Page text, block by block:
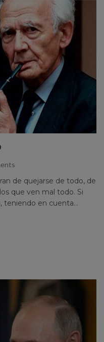
de quejarse de todo, de
que ven mal todo. Si
teniendo en cuenta...